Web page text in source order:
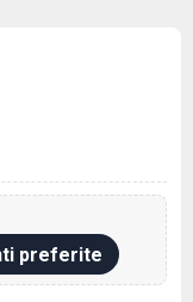
preferite